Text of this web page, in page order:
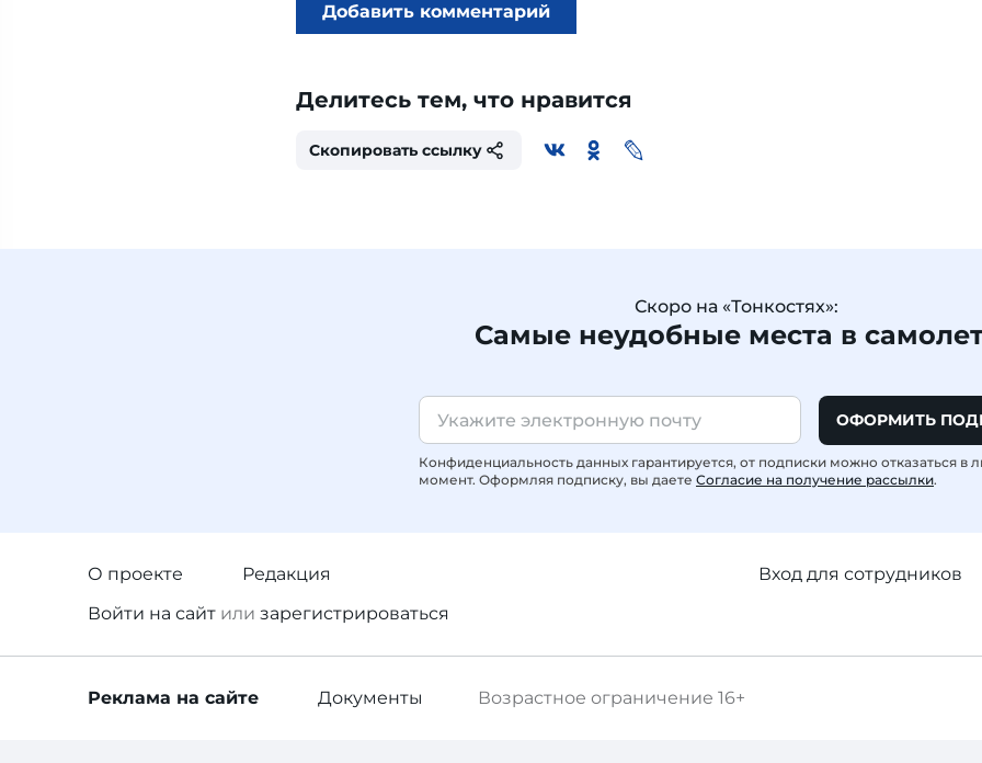
Добавить комментарий
Делитесь тем, что нравится
Скопировать ссылку
Скоро на «Тонкостях»:
Самые неудобные места в
ОФОРМИТЬ
Конфиденциальность данных гарантируется, от подписки можно отказаться в
момент. Оформляя подписку, вы даете Согласие на получение рассылки.
О проекте
Редакция
Войти на сайт или зарегистрироваться
Вход для сотрудников
Возрастное ограничение 16+
Реклама на сайте Документы